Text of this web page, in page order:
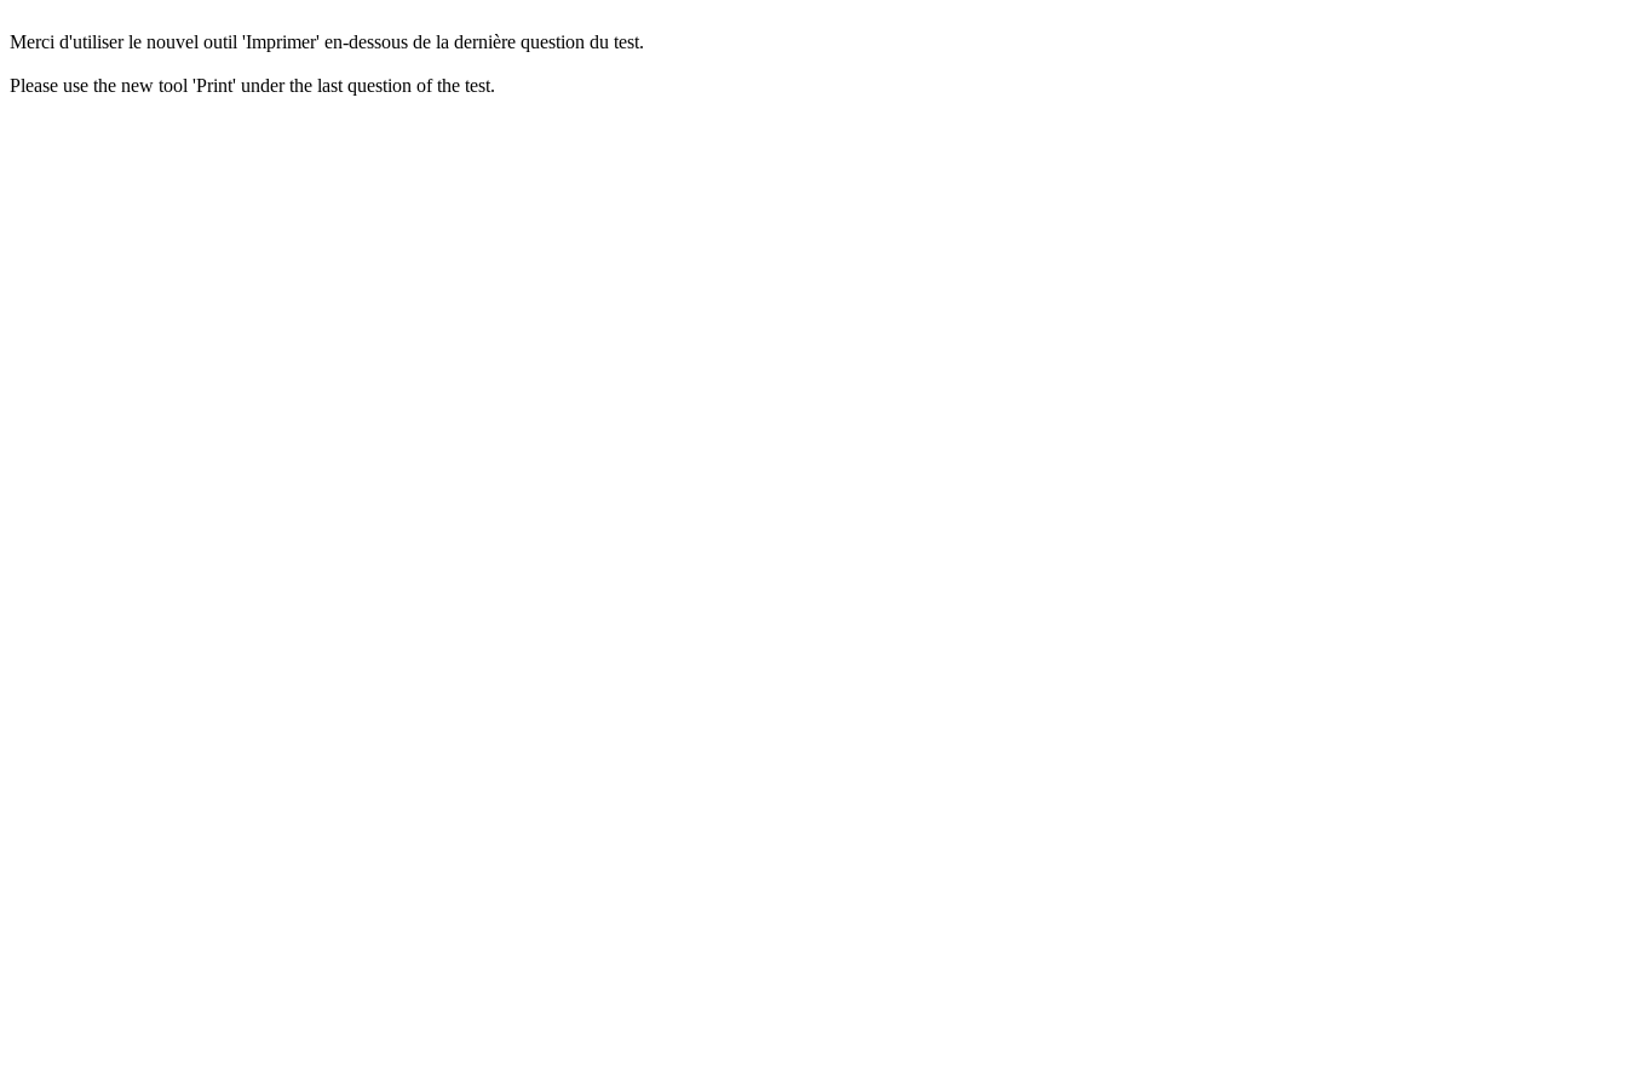
Merci d'utiliser le nouvel outil 'Imprimer' en-dessous de la dernière question du test.
Please use the new tool 'Print' under the last question of the test.